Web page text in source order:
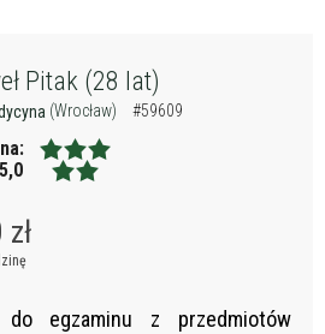
Pitak (28 lat)
(Wrocław) #59609
do egzaminu z przedmiotów